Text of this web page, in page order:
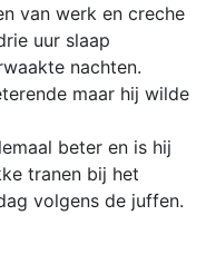
van werk en creche
uur slaap
nachten.
maar hij wilde
beter en is hij
tranen bij het
volgens de juffen.